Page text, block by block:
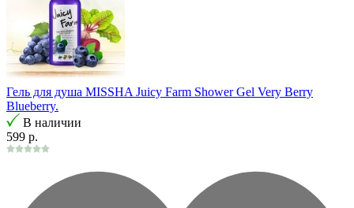
Гель для душа MISSHA Juicy Farm Shower Gel Very Berry
Blueberry.
В наличии
599 р.